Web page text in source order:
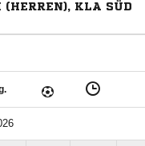
(HERREN), KLA SÜD